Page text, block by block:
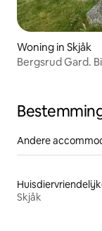
Woning in Skjåk
Bergsrud Gard.
Andere
Skjåk